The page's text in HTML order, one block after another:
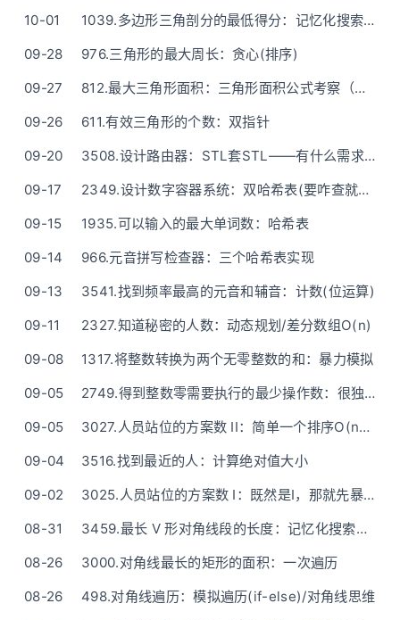
10-01
1039.多边形三角剖分的最低得分：记忆化搜索（深度优先搜索）
09-28
976.三角形的最大周长：贪心(排序)
09-27
812.最大三角形面积：三角形面积公式考察（附三种公式）
09-26
611.有效三角形的个数：双指针
09-20
3508.设计路由器：STL套STL——有什么需求就设计什么数据结构
09-17
2349.设计数字容器系统：双哈希表(要咋查就咋映射)
09-15
1935.可以输入的最大单词数：哈希表
09-14
966.元音拼写检查器：三个哈希表实现
09-13
3541.找到频率最高的元音和辅音：计数(位运算)
09-11
2327.知道秘密的人数：动态规划/差分数组O(n)
09-08
1317.将整数转换为两个无零整数的和：暴力模拟
09-05
2749.得到整数零需要执行的最少操作数：很独特的一道数学题（多公式硬讲——一步步还真能看懂）
09-05
3027.人员站位的方案数 II：简单一个排序O(n^2)——ASCII图解
09-04
3516.找到最近的人：计算绝对值大小
09-02
3025.人员站位的方案数 I：既然是I，那就先暴力吧（三层循环）
08-31
3459.最长 V 形对角线段的长度：记忆化搜索——就一步步试
08-26
3000.对角线最长的矩形的面积：一次遍历
08-26
498.对角线遍历：模拟遍历(if-else)/对角线思维